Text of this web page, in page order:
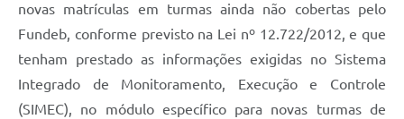
novas matrículas em turmas ainda não cobertas pelo
Fundeb, conforme previsto na Lei nº 12.722/2012, e que
tenham prestado as informações exigidas no Sistema
Integrado de Monitoramento, Execução e Controle
(SIMEC), no módulo específico para novas turmas de